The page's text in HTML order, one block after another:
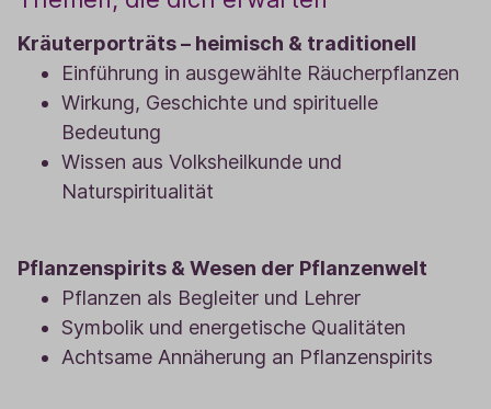
Kräuterporträts – heimisch & traditionell
Einführung in ausgewählte Räucherpflanzen
Wirkung, Geschichte und spirituelle
Bedeutung
Wissen aus Volksheilkunde und
Naturspiritualität
Pflanzenspirits & Wesen der Pflanzenwelt
Pflanzen als Begleiter und Lehrer
Symbolik und energetische Qualitäten
Achtsame Annäherung an Pflanzenspirits